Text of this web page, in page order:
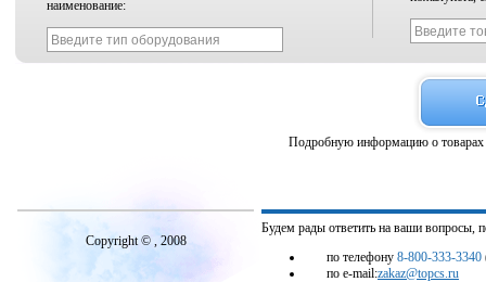
наименование:
Подробную информацию о товарах
Copyright © , 2008
Будем рады ответить на ваши вопросы,
по телефону 8-800-333-3340
по e-mail:zakaz@topcs.ru